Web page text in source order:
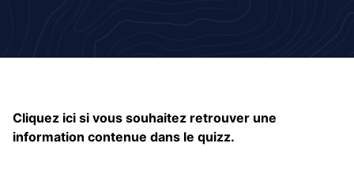
Cliquez ici si vous souhaitez retrouver une
information contenue dans le quizz.